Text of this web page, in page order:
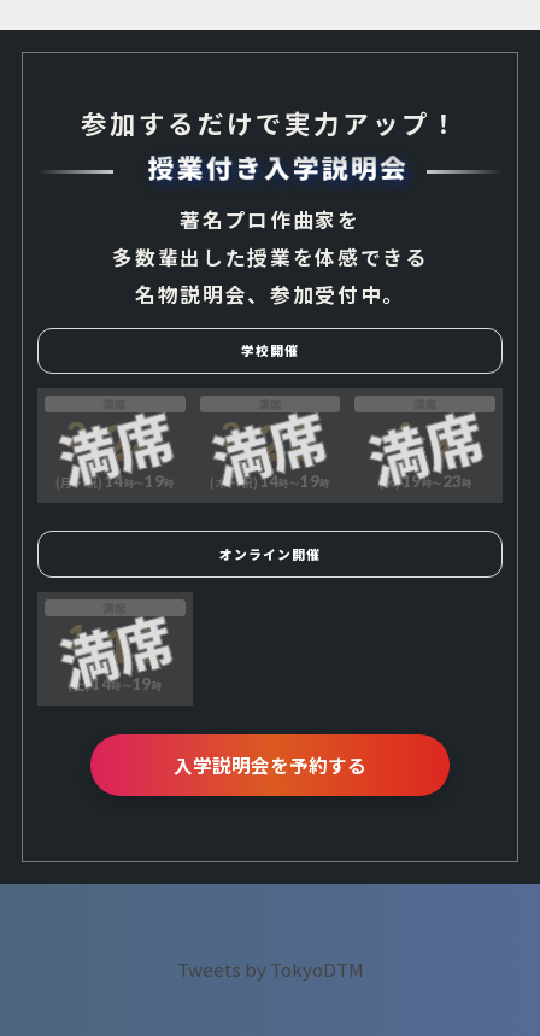
参加するだけで実力アップ！
著名プロ作曲家を
多数輩出した授業を体感できる
名物説明会、参加受付中。
学校開催
2 24
(月・祝) 14時〜19時
3 20
(木・祝)14時〜19時
4 9
(水)19時〜23時
オンライン開催
1 11
(土)14時〜19時
入学説明会を予約する
Tweets by TokyoDTM